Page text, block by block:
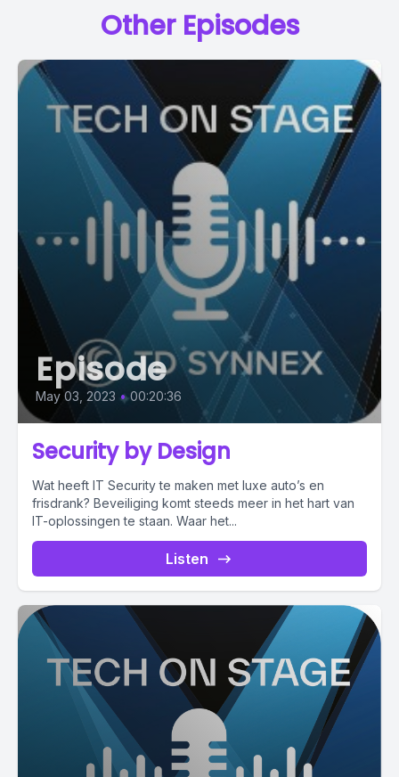
Other Episodes
Episode
May 03, 2023 • 00:20:36
Security by Design
Wat heeft IT Security te maken met luxe auto’s en
frisdrank? Beveiliging komt steeds meer in het hart van
IT-oplossingen te staan. Waar het...
Listen